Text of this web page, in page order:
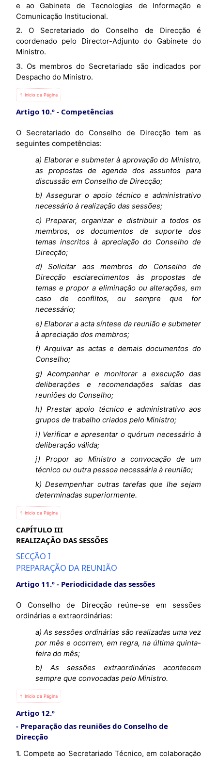
e ao Gabinete de Tecnologias de Informação e
Comunicação Institucional.
2. O Secretariado do Conselho de Direcção é
coordenado pelo Director-Adjunto do Gabinete do
Ministro.
3. Os membros do Secretariado são indicados por
Despacho do Ministro.
⇡ Início da Página
Artigo 10.º Competências
O Secretariado do Conselho de Direcção tem as
seguintes competências:
a) Elaborar e submeter à aprovação do Ministro,
as propostas de agenda dos assuntos para
discussão em Conselho de Direcção;
b) Assegurar o apoio técnico e administrativo
necessário à realização das sessões;
c) Preparar, organizar e distribuir a todos os
membros, os documentos de suporte dos
temas inscritos à apreciação do Conselho de
Direcção;
d) Solicitar aos membros do Conselho de
Direcção esclarecimentos às propostas de
temas e propor a eliminação ou alterações, em
caso de conflitos, ou sempre que for
necessário;
e) Elaborar a acta síntese da reunião e submeter
à apreciação dos membros;
f) Arquivar as actas e demais documentos do
Conselho;
g) Acompanhar e monitorar a execução das
deliberações e recomendações saídas das
reuniões do Conselho;
h) Prestar apoio técnico e administrativo aos
grupos de trabalho criados pelo Ministro;
i) Verificar e apresentar o quórum necessário à
deliberação válida;
j) Propor ao Ministro a convocação de um
técnico ou outra pessoa necessária à reunião;
k) Desempenhar outras tarefas que lhe sejam
determinadas superiormente.
⇡ Início da Página
CAPÍTULO III
REALIZAÇÃO DAS SESSÕES
SECÇÃO I
PREPARAÇÃO DA REUNIÃO
Artigo 11.º Periodicidade das sessões
O Conselho de Direcção reúne-se em sessões
ordinárias e extraordinárias:
a) As sessões ordinárias são realizadas uma vez
por mês e ocorrem, em regra, na última quinta-
feira do mês;
b) As sessões extraordinárias acontecem
sempre que convocadas pelo Ministro.
⇡ Início da Página
Artigo 12.º
Preparação das reuniões do Conselho de
Direcção
1. Compete ao Secretariado Técnico, em colaboração